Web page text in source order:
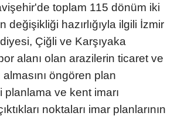
toplam 115 dönüm iki
değişikliği hazırlığıyla ilgili İzmir
Çiğli ve Karşıyaka
alanı olan arazilerin ticaret ve
öngören plan
ve kent imarı
noktaları imar planlarının